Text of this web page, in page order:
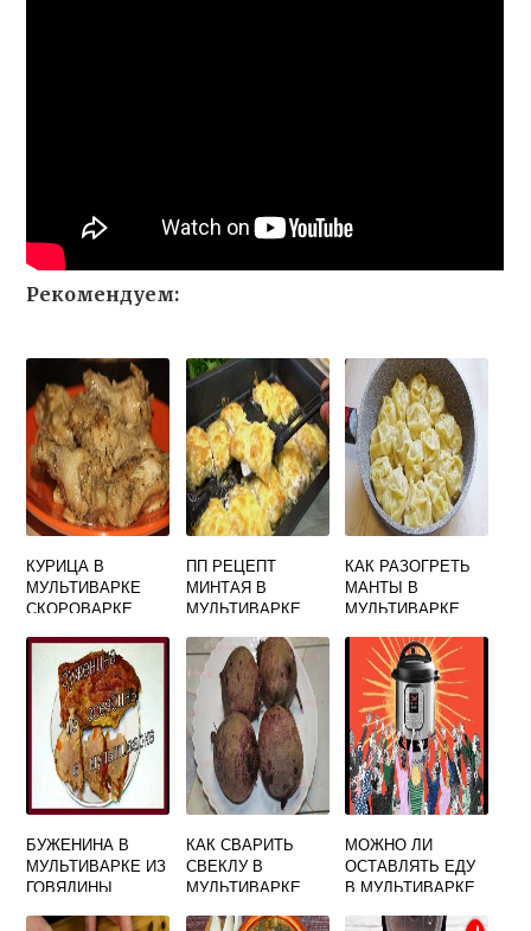
Рекомендуем:
КУРИЦА В
МУЛЬТИВАРКЕ
СКОРОВАРКЕ
РЕДМОНД
ПП РЕЦЕПТ
МИНТАЯ В
МУЛЬТИВАРКЕ
КАК РАЗОГРЕТЬ
МАНТЫ В
МУЛЬТИВАРКЕ
БУЖЕНИНА В
МУЛЬТИВАРКЕ ИЗ
ГОВЯДИНЫ
КАК СВАРИТЬ
СВЕКЛУ В
МУЛЬТИВАРКЕ
МОЖНО ЛИ
ОСТАВЛЯТЬ ЕДУ
В МУЛЬТИВАРКЕ